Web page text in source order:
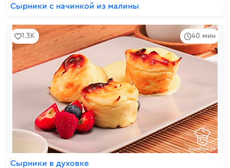
Сырники с начинкой из малины
40 мин
1.3K
Сырники в духовке